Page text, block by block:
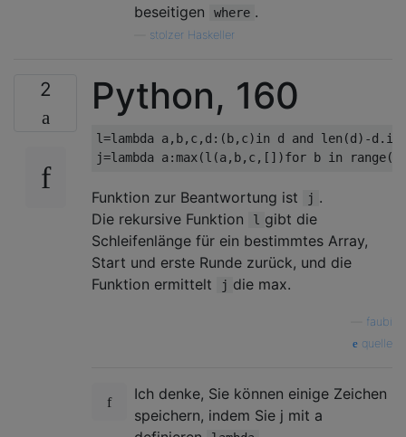
beseitigen
where .
stolzer Haskeller
2 Python, 160
l=lambda a,b,c,d:(b,c)in d and len(d)-
Funktion zur Beantwortung ist j .
Die rekursive Funktion
l gibt die
Schleifenlänge für ein bestimmtes Array,
Start und erste Runde zurück, und die
Funktion ermittelt
j die max.
faubi
quelle
Ich denke, Sie können einige Zeichen
speichern, indem Sie j mit a